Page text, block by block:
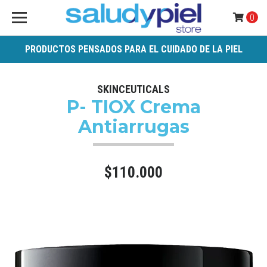
PRODUCTOS PENSADOS PARA EL CUIDADO DE LA PIEL
0
SKINCEUTICALS
P- TIOX Crema
Antiarrugas
$110.000